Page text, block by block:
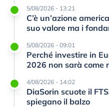
5/08/2026 - 13:21
C’è un’azione
suo valore ma i
5/08/2026 - 09:01
Perché investire in
2026 non sarà come
4/08/2026 - 14:02
DiaSorin scuote il
spiegano il balzo